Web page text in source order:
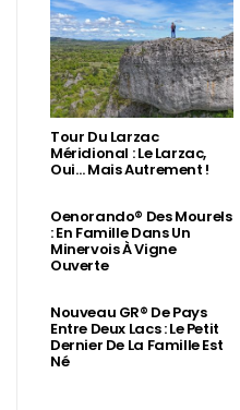
Tour Du Larzac
Méridional : Le Larzac,
Oui… Mais Autrement !
Oenorando® Des Mourels
: En Famille Dans Un
Minervois À Vigne
Ouverte
Nouveau GR® De Pays
Entre Deux Lacs : Le Petit
Dernier De La Famille Est
Né